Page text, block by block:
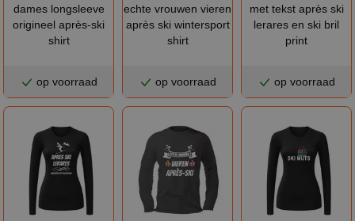
dames longsleeve
origineel après-ski
shirt
op voorraad
echte vrouwen vieren
après ski wintersport
shirt
op voorraad
met tekst après ski
lerares en ski bril
print
op voorraad